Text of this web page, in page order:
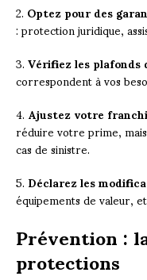
2.Optez pour des
: protection juridique,
3.Vérifiez les
correspondent à vos
4.Ajustez votre
réduire votre prime,
cas de sinistre.
5.Déclarez les
équipements de valeur,
Prévention :
protections